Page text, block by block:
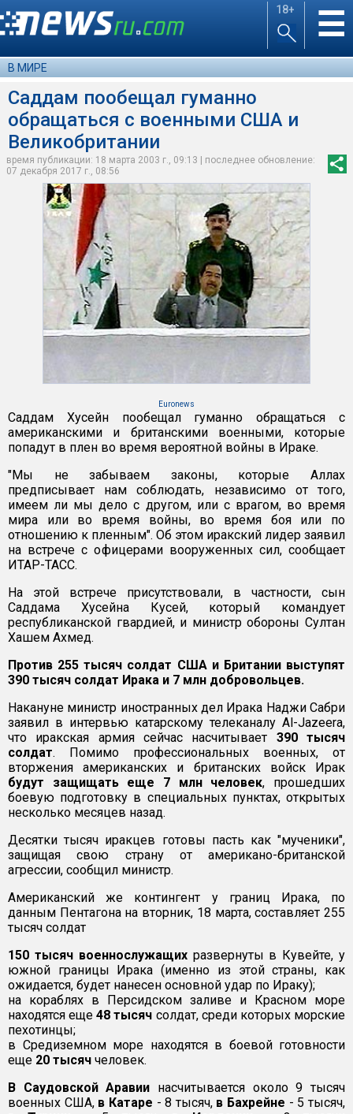
18+ ☰
В МИРЕ
Саддам пообещал гуманно
обращаться с военными США и
Великобритании
время публикации: 18 марта 2003 г., 09:13 | последнее обновление:
07 декабря 2017 г., 08:56
Euronews
Саддам Хусейн пообещал гуманно обращаться с
американскими и британскими военными, которые
попадут в плен во время вероятной войны в Ираке.
"Мы не забываем законы, которые Аллах
предписывает нам соблюдать, независимо от того,
имеем ли мы дело с другом, или с врагом, во время
мира или во время войны, во время боя или по
отношению к пленным". Об этом иракский лидер заявил
на встрече с офицерами вооруженных сил, сообщает
ИТАР-ТАСС.
На этой встрече присутствовали, в частности, сын
Саддама Хусейна Кусей, который командует
республиканской гвардией, и министр обороны Султан
Хашем Ахмед.
Против 255 тысяч солдат США и Британии выступят
390 тысяч солдат Ирака и 7 млн добровольцев.
Накануне министр иностранных дел Ирака Наджи Сабри
заявил в интервью катарскому телеканалу Al-Jazeеra,
что иракская армия сейчас насчитывает 390 тысяч
солдат. Помимо профессиональных военных, от
вторжения американских и британских войск Ирак
будут защищать еще 7 млн человек, прошедших
боевую подготовку в специальных пунктах, открытых
несколько месяцев назад.
Десятки тысяч иракцев готовы пасть как "мученики",
защищая свою страну от американо-британской
агрессии, сообщил министр.
Американский же контингент у границ Ирака, по
данным Пентагона на вторник, 18 марта, составляет 255
тысяч солдат
150 тысяч военнослужащихразвернуты в Кувейте, у
южной границы Ирака (именно из этой страны, как
ожидается, будет нанесен основной удар по Ираку);
на кораблях в Персидском заливе и Красном море
находятся еще48 тысяч солдат, среди которых морские
пехотинцы;
в Средиземном море находятся в боевой готовности
еще 20 тысяч человек.
В Саудовской Аравии насчитывается около 9 тысяч
военных США, в Катаре - 8 тысяч, в Бахрейне - 5 тысяч,